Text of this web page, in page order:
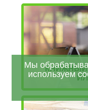
КНИЖНЫЙ
Мы
используем